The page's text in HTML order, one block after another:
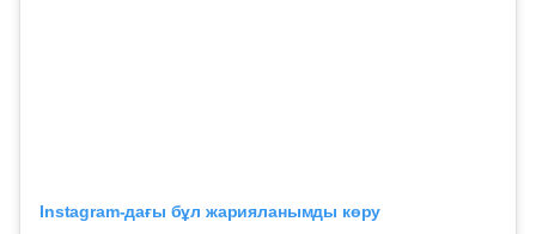
Instagram-дағы бұл жарияланымды көру